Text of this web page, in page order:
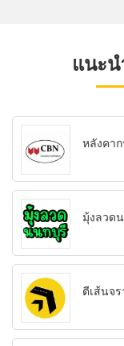
แนะ
หลังคา
มุ้งลวด
ตีเส้นจ